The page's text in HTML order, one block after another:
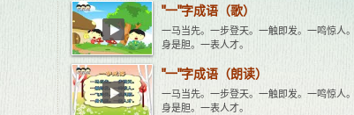
"一"字成语（歌）
一马当先。一步登天。一触即发。一鸣惊人
身是胆。一表人才。
"一"字成语（朗读）
一马当先。一步登天。一触即发。一鸣惊人
身是胆。一表人才。